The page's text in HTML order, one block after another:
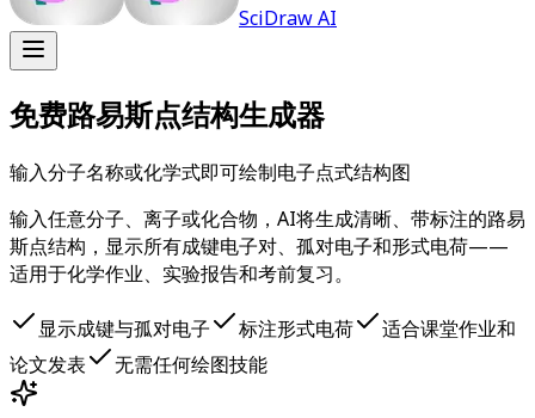
SciDraw AI
免费路易斯点结构生成器
输入分子名称或化学式即可绘制电子点式结构图
输入任意分子、离子或化合物，AI将生成清晰、带标注的路易
斯点结构，显示所有成键电子对、孤对电子和形式电荷——
适用于化学作业、实验报告和考前复习。
显示成键与孤对电子 标注形式电荷
适合课堂作业和
论文发表
无需任何绘图技能